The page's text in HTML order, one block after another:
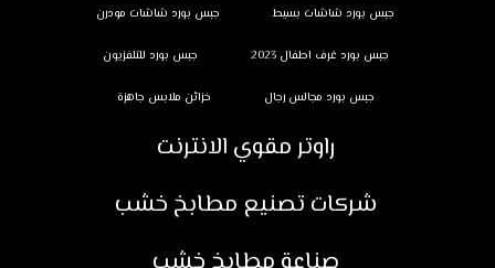
جبس بورد شاشات بسيط جبس بورد شاشات مودرن
جبس بورد غرف اطفال 2023 جبس بورد للتلفزيون
جبس بورد مجالس رجال خزائن ملابس جاهزة
راوتر مقوي الانترنت
شركات تصنيع مطابخ خشب